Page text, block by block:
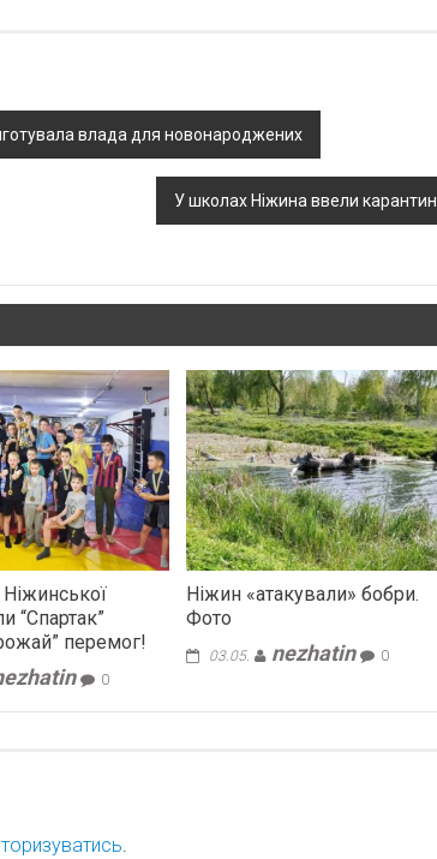
влада для новонароджених
У школах Ніжина ввели карантин
Ніжинської
“Спартак”
перемог!
0
Ніжин «атакували» бобри.
Фото
03.05. nezhatin 0
.